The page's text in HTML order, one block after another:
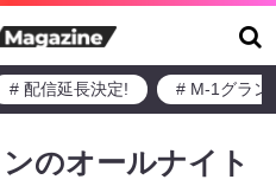
# 配信延長決定! # M-1グラン
のオールナイト